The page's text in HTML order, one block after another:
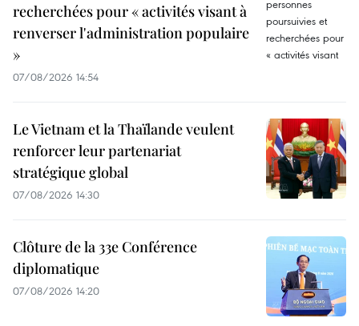
recherchées pour « activités visant à
renverser l'administration populaire
»
07/08/2026 14:54
Le Vietnam et la Thaïlande veulent
renforcer leur partenariat
stratégique global
07/08/2026 14:30
Clôture de la 33e Conférence
diplomatique
07/08/2026 14:20